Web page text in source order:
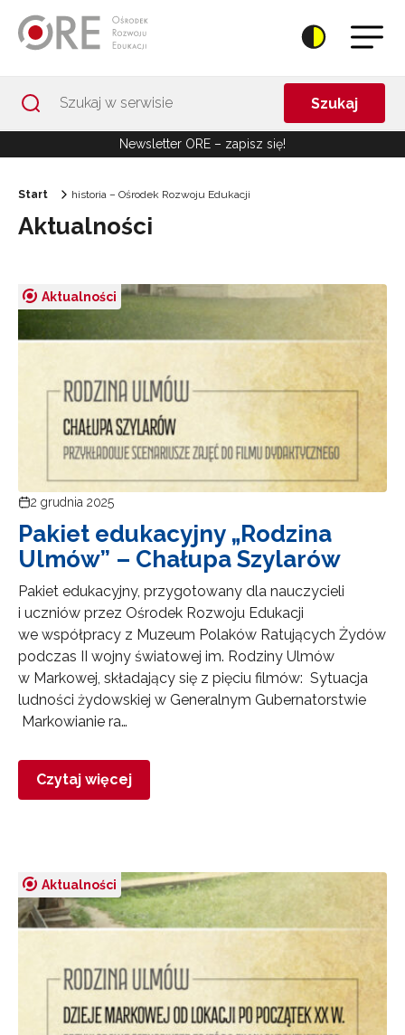
Szukaj
Newsletter ORE – zapisz się!
Start historia – Ośrodek Rozwoju Edukacji
Aktualności
Aktualności
2 grudnia 2025
Pakiet edukacyjny „Rodzina
Ulmów” – Chałupa Szylarów
Pakiet edukacyjny, przygotowany dla nauczycieli
i uczniów przez Ośrodek Rozwoju Edukacji
we współpracy z Muzeum Polaków Ratujących Żydów
podczas II wojny światowej im. Rodziny Ulmów
w Markowej, składający się z pięciu filmów: Sytuacja
ludności żydowskiej w Generalnym Gubernatorstwie
Markowianie ra…
Czytaj więcej
Aktualności